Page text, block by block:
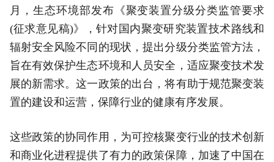
月，生态环境部发布《聚变装置分级分类监管要求
(征求意见稿)》，针对国内聚变研究装置技术路线和
辐射安全风险不同的现状，提出分级分类监管方法，
旨在有效保护生态环境和人员安全，适应聚变技术发
展的新需求。这一政策的出台，将有助于规范聚变装
置的建设和运营，保障行业的健康有序发展。
这些政策的协同作用，为可控核聚变行业的技术创新
和商业化进程提供了有力的政策保障，加速了中国在